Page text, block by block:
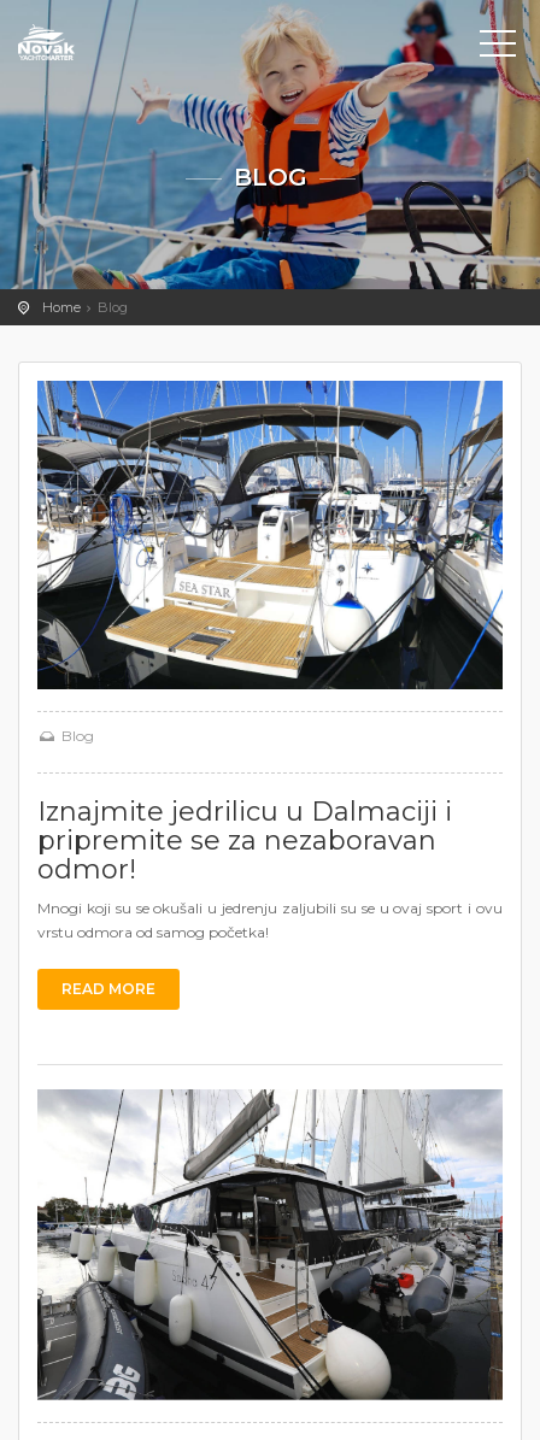
BLOG
Home Blog
Blog
Iznajmite jedrilicu u Dalmaciji i
pripremite se za nezaboravan
odmor!
Mnogi koji su se okušali u jedrenju zaljubili su se u ovaj sport i ovu
vrstu odmora od samog početka!
READ MORE